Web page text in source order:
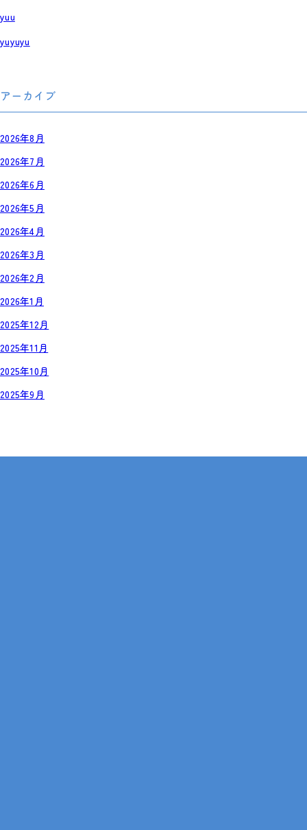
yuu
yuyuyu
アーカイブ
2026年8月
2026年7月
2026年6月
2026年5月
2026年4月
2026年3月
2026年2月
2026年1月
2025年12月
2025年11月
2025年10月
2025年9月